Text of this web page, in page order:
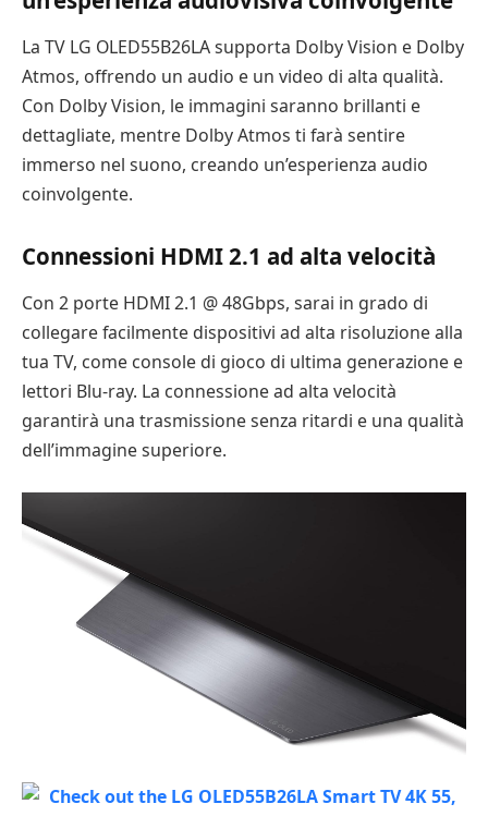
La TV LG OLED55B26LA supporta Dolby Vision e Dolby
Atmos, offrendo un audio e un video di alta qualità.
Con Dolby Vision, le immagini saranno brillanti e
dettagliate, mentre Dolby Atmos ti farà sentire
immerso nel suono, creando un’esperienza audio
coinvolgente.
Connessioni HDMI 2.1 ad alta velocità
Con 2 porte HDMI 2.1 @ 48Gbps, sarai in grado di
collegare facilmente dispositivi ad alta risoluzione alla
tua TV, come console di gioco di ultima generazione e
lettori Blu-ray. La connessione ad alta velocità
garantirà una trasmissione senza ritardi e una qualità
dell’immagine superiore.